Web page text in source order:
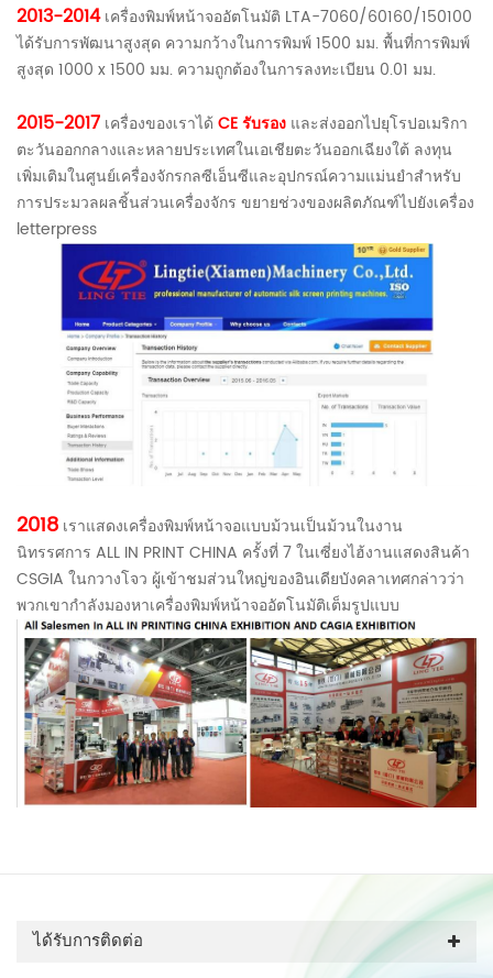
2013-2014เครื่องพิมพ์หน้าจออัตโนมัติ LTA-7060/60160/150100
ได้รับการพัฒนาสูงสุด ความกว้างในการพิมพ์ 1500 มม. พื้นที่การพิมพ์
สูงสุด 1000 x 1500 มม. ความถูกต้องในการลงทะเบียน 0.01 มม.
2015-2017 เครื่องของเราได้CE รับรอง และส่งออกไปยุโรปอเมริกา
ตะวันออกกลางและหลายประเทศในเอเชียตะวันออกเฉียงใต้ ลงทุน
เพิ่มเติมในศูนย์เครื่องจักรกลซีเอ็นซีและอุปกรณ์ความแม่นยำสำหรับ
การประมวลผลชิ้นส่วนเครื่องจักร ขยายช่วงของผลิตภัณฑ์ไปยังเครื่อง
letterpress
2018 เราแสดงเครื่องพิมพ์หน้าจอแบบม้วนเป็นม้วนในงาน
นิทรรศการ ALL IN PRINT CHINA ครั้งที่ 7 ในเซี่ยงไฮ้งานแสดงสินค้า
CSGIA ในกวางโจว ผู้เข้าชมส่วนใหญ่ของอินเดียบังคลาเทศกล่าวว่า
พวกเขากำลังมองหาเครื่องพิมพ์หน้าจออัตโนมัติเต็มรูปแบบ
ได้รับการติดต่อ